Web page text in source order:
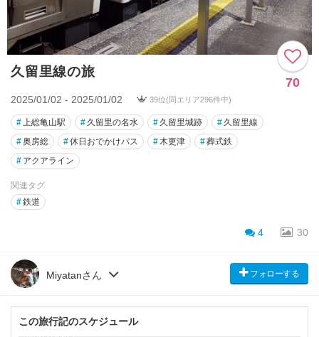
久留里線の旅
70
2025/01/02 - 2025/01/02 39位(同エリア296件中)
#上総亀山駅 # 久留里の名水 # 久留里城跡 # 久留里線
#奥房総 #休日おでかけパス #木更津 #葬式鉄
# アクアライン
関連タグ
#鉄道
4 30
Miyatanさん フォローする
この旅行記のスケジュール